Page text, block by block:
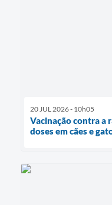
20 JUL 2026 - 10h05
Vacinação contra a
doses em cães e